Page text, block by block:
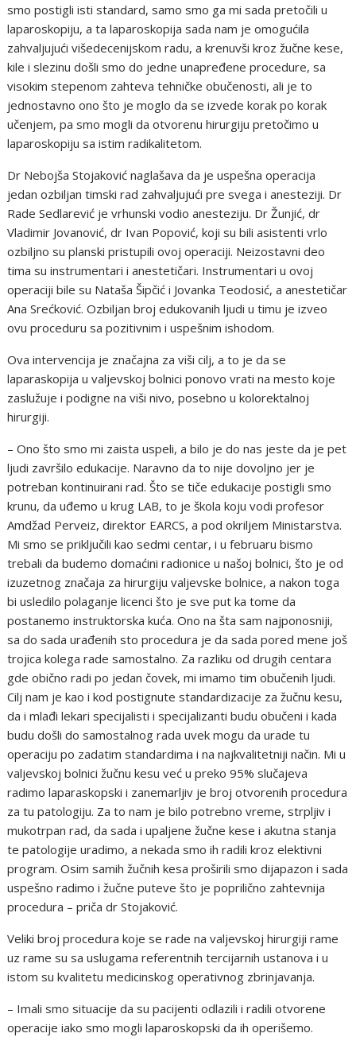
smo postigli isti standard, samo smo ga mi sada pretočili u
laparoskopiju, a ta laparoskopija sada nam je omogućila
zahvaljujući višedecenijskom radu, a krenuvši kroz žučne kese,
kile i slezinu došli smo do jedne unapređene procedure, sa
visokim stepenom zahteva tehničke obučenosti, ali je to
jednostavno ono što je moglo da se izvede korak po korak
učenjem, pa smo mogli da otvorenu hirurgiju pretočimo u
laparoskopiju sa istim radikalitetom.
Dr Nebojša Stojaković naglašava da je uspešna operacija
jedan ozbiljan timski rad zahvaljujući pre svega i anesteziji. Dr
Rade Sedlarević je vrhunski vodio anesteziju. Dr Žunjić, dr
Vladimir Jovanović, dr Ivan Popović, koji su bili asistenti vrlo
ozbiljno su planski pristupili ovoj operaciji. Neizostavni deo
tima su instrumentari i anestetičari. Instrumentari u ovoj
operaciji bile su Nataša Šipčić i Jovanka Teodosić, a anestetičar
Ana Srećković. Ozbiljan broj edukovanih ljudi u timu je izveo
ovu proceduru sa pozitivnim i uspešnim ishodom.
Ova intervencija je značajna za viši cilj, a to je da se
laparaskopija u valjevskoj bolnici ponovo vrati na mesto koje
zaslužuje i podigne na viši nivo, posebno u kolorektalnoj
hirurgiji.
– Ono što smo mi zaista uspeli, a bilo je do nas jeste da je pet
ljudi završilo edukacije. Naravno da to nije dovoljno jer je
potreban kontinuirani rad. Što se tiče edukacije postigli smo
krunu, da uđemo u krug LAB, to je škola koju vodi profesor
Amdžad Perveiz, direktor EARCS, a pod okriljem Ministarstva.
Mi smo se priključili kao sedmi centar, i u februaru bismo
trebali da budemo domaćini radionice u našoj bolnici, što je od
izuzetnog značaja za hirurgiju valjevske bolnice, a nakon toga
bi usledilo polaganje licenci što je sve put ka tome da
postanemo instruktorska kuća. Ono na šta sam najponosniji,
sa do sada urađenih sto procedura je da sada pored mene još
trojica kolega rade samostalno. Za razliku od drugih centara
gde obično radi po jedan čovek, mi imamo tim obučenih ljudi.
Cilj nam je kao i kod postignute standardizacije za žučnu kesu,
da i mlađi lekari specijalisti i specijalizanti budu obučeni i kada
budu došli do samostalnog rada uvek mogu da urade tu
operaciju po zadatim standardima i na najkvalitetniji način. Mi u
valjevskoj bolnici žučnu kesu već u preko 95% slučajeva
radimo laparaskopski i zanemarljiv je broj otvorenih procedura
za tu patologiju. Za to nam je bilo potrebno vreme, strpljiv i
mukotrpan rad, da sada i upaljene žučne kese i akutna stanja
te patologije uradimo, a nekada smo ih radili kroz elektivni
program. Osim samih žučnih kesa proširili smo dijapazon i sada
uspešno radimo i žučne puteve što je poprilično zahtevnija
procedura – priča dr Stojaković.
Veliki broj procedura koje se rade na valjevskoj hirurgiji rame
uz rame su sa uslugama referentnih tercijarnih ustanova i u
istom su kvalitetu medicinskog operativnog zbrinjavanja.
– Imali smo situacije da su pacijenti odlazili i radili otvorene
operacije iako smo mogli laparoskopski da ih operišemo.